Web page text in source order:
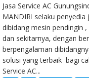
Jasa Service AC
MANDIRI selaku penyedia
dibidang mesin pendingin
dan sekitarnya, dengan
berpengalaman
solusi yang terbaik bagi
Service AC...